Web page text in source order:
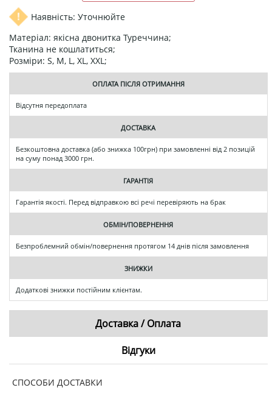
Наявність: Уточнюйте
Матеріал: якісна двонитка Туреччина;
Тканина не кошлатиться;
Розміри: S, M, L, XL, XXL;
ОПЛАТА ПІСЛЯ ОТРИМАННЯ
Відсутня передоплата
ДОСТАВКА
Безкоштовна доставка (або знижка 100грн) при замовленні від 2 позицій
на суму понад 3000 грн.
ГАРАНТІЯ
Гарантія якості. Перед відправкою всі речі перевіряють на брак
ОБМІН/ПОВЕРНЕННЯ
Безпроблемний обмін/повернення протягом 14 днів після замовлення
ЗНИЖКИ
Додаткові знижки постійним клієнтам.
Доставка / Оплата
Відгуки
СПОСОБИ ДОСТАВКИ